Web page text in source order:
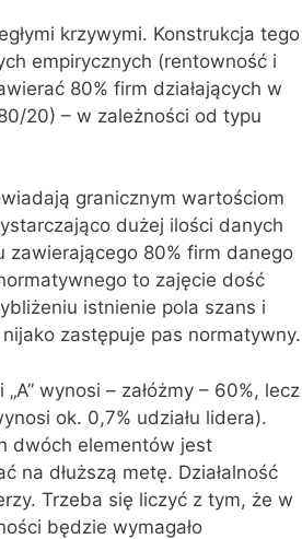
krzywymi. Konstrukcja tego
empirycznych (rentowność i
80% firm działających w
20) – w zależności od typu
granicznym wartościom
dużej ilości danych
zawierającego 80% firm danego
to zajęcie dość
istnienie pola szans i
zastępuje pas normatywny.
wynosi – załóżmy – 60%, lecz
ok. 0,7% udziału lidera).
dwóch elementów jest
na dłuższą metę. Działalność
Trzeba się liczyć z tym, że w
będzie wymagało